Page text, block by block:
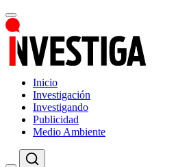
Inicio
Investigación
Investigando
Publicidad
Medio Ambiente